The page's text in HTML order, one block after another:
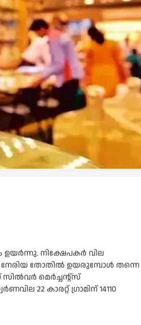
ഉയർന്നു. നിക്ഷേപകർ വില
നേരിയ തോതില്‍ ഉയരുമ്പോള്‍ തന്നെ
മെർച്ചന്റ്സ്
22 കാരറ്റ് ഗ്രാമിന് 14110